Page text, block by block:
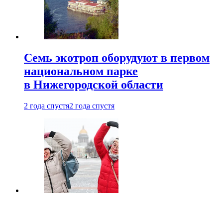
Семь экотроп оборудуют в первом
национальном парке
в Нижегородской области
2 года спустя2 года спустя